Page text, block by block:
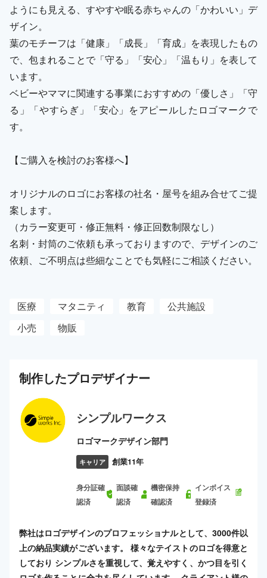
ようにも見える、すやすや眠る赤ちゃんの「かわいい」デ
ザイン。
葉のモチーフは「健康」「成長」「育成」を表現したもの
で、包まれることで「守る」「安心」「温もり」を表して
います。
ベビーやママに関連する事業におすすめの「優しさ」「守
る」「やすらぎ」「安心」をアピールしたロゴマークで
す。
【ご購入を検討のお客様へ】
オリジナルのロゴにお客様の社名・屋号を組み合せてご提
案します。
（カラー変更可・修正無料・修正回数制限なし）
名刺・封筒のご依頼も承っておりますので、デザインのご
依頼、ご不明点は些細なことでも気軽にご相談ください。
医療 マタニティ 教育
公共施設
小売
物販
制作したプロデザイナー
シンプルワークス
ロゴマークデザイン部門
キャリア 創業11年
身分証確
認済
面談確
認済
機密保持
確認済
インボイス
登録済
弊社はロゴデザインのプロフェッショナルとして、3000件以
上の納品実績がございます。 様々なテイストのロゴを得意と
しており シンプルさを重視して、覚えやすく、かつ目を引く